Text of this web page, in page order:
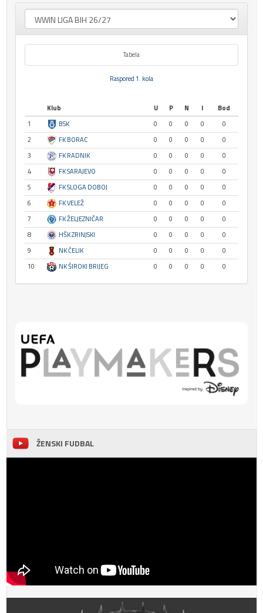
Tabela
Raspored 1. kola
Klub U P N I
Bod
1
BSK 0 0 0 0
0
2
FK BORAC 0 0 0 0
0
3
FK RADNIK 0 0 0 0
0
4
FK SARAJEVO 0 0 0 0
0
5
FK SLOGA DOBOJ 0 0 0 0
0
6
FK VELEŽ 0 0 0 0
0
7
FK ŽELJEZNIČAR 0 0 0 0
0
8
HŠK ZRINJSKI 0 0 0 0
0
9
NK ČELIK 0 0 0 0
0
10
NK ŠIROKI BRIJEG 0 0 0 0 0
ŽENSKI FUDBAL